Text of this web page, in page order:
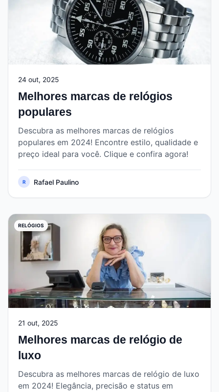
24 out, 2025
Melhores marcas de relógios
populares
Descubra as melhores marcas de relógios
populares em 2024! Encontre estilo, qualidade e
preço ideal para você. Clique e confira agora!
R Rafael Paulino
RELÓGIOS
21 out, 2025
Melhores marcas de relógio de
luxo
Descubra as melhores marcas de relógio de luxo
em 2024! Elegância, precisão e status em